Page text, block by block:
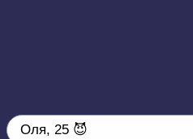
Оля, 25 😈